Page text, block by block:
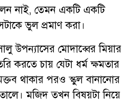
নাই, তেমন একটি একটি
ভুল প্রমাণ করা।
উপন্যাসের মোদাব্বের মিয়ার
করতে চায় যেটা ধর্ম ক্ষমতার
থাকার পরও স্কুল বানানোর
মজিদ তখন বিষয়টা নিয়ে